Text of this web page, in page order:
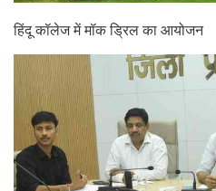
हिंदू कॉलेज में मॉक ड्रिल का आयोजन